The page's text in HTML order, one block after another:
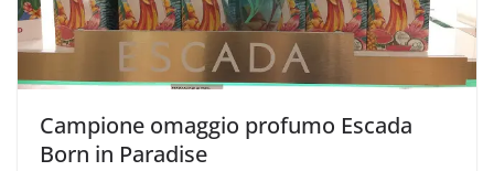
Campione omaggio profumo Escada
Born in Paradise